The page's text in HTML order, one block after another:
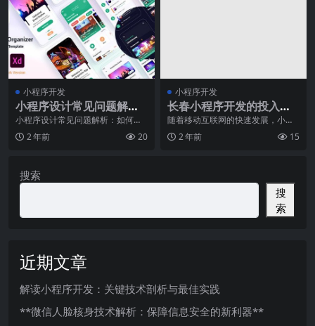
小程序开发
小程序设计常见问题解析:
如何设计好的小程序界面
小程序设计常见问题解析：如何设
计好的小程序界面随着移动互联网
的快速发展，小程序正
2 年前 20
小程序开发
长春小程序开发的投入产
出比分析与ROI测算
随着移动互联网的快速发展，小程
序作为一种全新的应用形式，在短
时间内迅速受到了广大
2 年前 15
搜索
搜
索
近期文章
解读小程序开发：关键技术剖析与最佳实践
**微信人脸核身技术解析：保障信息安全的新利器**